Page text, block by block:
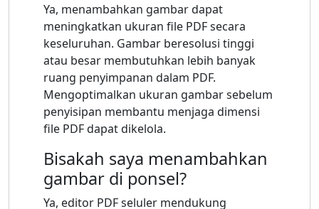
Ya, menambahkan gambar dapat
meningkatkan ukuran file PDF secara
keseluruhan. Gambar beresolusi tinggi
atau besar membutuhkan lebih banyak
ruang penyimpanan dalam PDF.
Mengoptimalkan ukuran gambar sebelum
penyisipan membantu menjaga dimensi
file PDF dapat dikelola.
Bisakah saya menambahkan
gambar di ponsel?
Ya, editor PDF seluler mendukung